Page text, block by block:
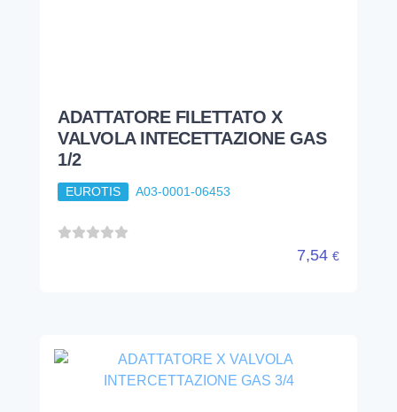
ADATTATORE FILETTATO X
VALVOLA INTECETTAZIONE GAS
1/2
EUROTIS A03-0001-06453
7,54 €